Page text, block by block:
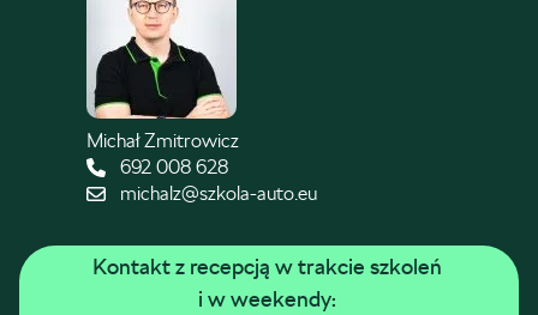
Michał Zmitrowicz
692 008 628
michalz@szkola-auto.eu
Kontakt z recepcją w trakcie szkoleń
i w weekendy: